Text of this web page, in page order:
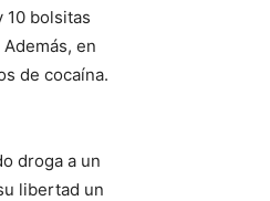
10 bolsitas
en
de cocaína.
droga a un
libertad un